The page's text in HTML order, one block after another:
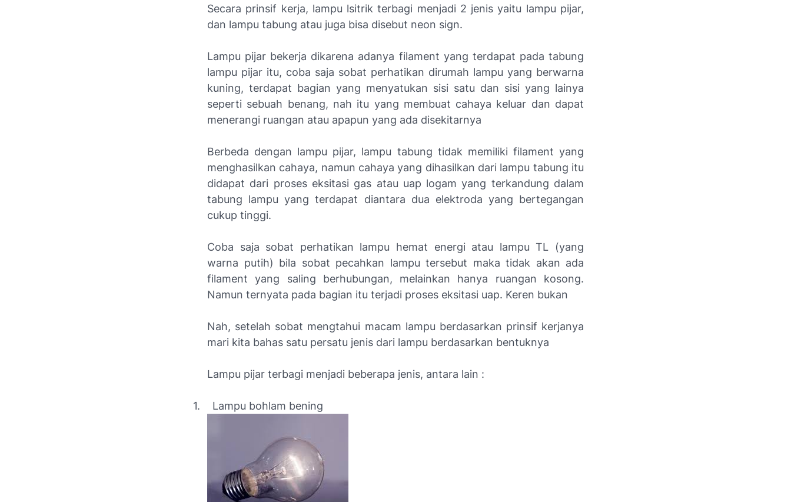
Secara prinsif kerja, lampu lsitrik terbagi menjadi 2 jenis yaitu lampu pijar,
dan lampu tabung atau juga bisa disebut neon sign.
Lampu pijar bekerja dikarena adanya filament yang terdapat pada tabung
lampu pijar itu, coba saja sobat perhatikan dirumah lampu yang berwarna
kuning, terdapat bagian yang menyatukan sisi satu dan sisi yang lainya
seperti sebuah benang, nah itu yang membuat cahaya keluar dan dapat
menerangi ruangan atau apapun yang ada disekitarnya
Berbeda dengan lampu pijar, lampu tabung tidak memiliki filament yang
menghasilkan cahaya, namun cahaya yang dihasilkan dari lampu tabung itu
didapat dari proses eksitasi gas atau uap logam yang terkandung dalam
tabung lampu yang terdapat diantara dua elektroda yang bertegangan
cukup tinggi.
Coba saja sobat perhatikan lampu hemat energi atau lampu TL (yang
warna putih) bila sobat pecahkan lampu tersebut maka tidak akan ada
filament yang saling berhubungan, melainkan hanya ruangan kosong.
Namun ternyata pada bagian itu terjadi proses eksitasi uap. Keren bukan
Nah, setelah sobat mengtahui macam lampu berdasarkan prinsif kerjanya
mari kita bahas satu persatu jenis dari lampu berdasarkan bentuknya
Lampu pijar terbagi menjadi beberapa jenis, antara lain :
1. Lampu bohlam bening